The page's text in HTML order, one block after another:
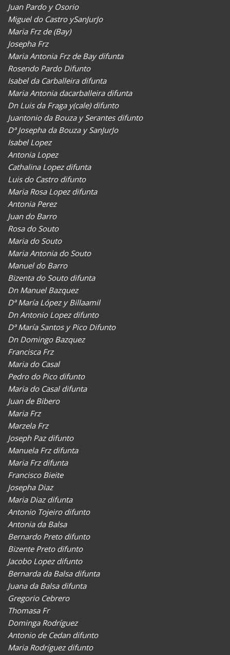
Juan Pardo y Osorio
Miguel do Castro ySanJurJo
Maria Frz de (Bay)
Josepha Frz
Maria Antonia Frz de Bay difunta
Rosendo Pardo Difunto
Isabel da Carballeira difunta
Maria Antonia dacarballeira difunta
Dn Luis da Fraga y(cale) difunto
Juantonio da Bouza y Serantes difunto
Dª Josepha da Bouza y SanJurJo
Isabel Lopez
Antonia Lopez
Cathalina Lopez difunta
Luis do Castro difunto
Maria Rosa Lopez difunta
Antonia Perez
Juan do Barro
Rosa do Souto
Maria do Souto
Maria Antonia do Souto
Manuel do Barro
Bizenta do Souto difunta
Dn Manuel Bazquez
Dª María López y Billaamil
Dn Antonio Lopez difunto
Dª María Santos y Pico Difunto
Dn Domingo Bazquez
Francisca Frz
Maria do Casal
Pedro do Pico difunto
Maria do Casal difunta
Juan de Bibero
Maria Frz
Marzela Frz
Joseph Paz difunto
Manuela Frz difunta
Maria Frz difunta
Francisco Bieite
Josepha Diaz
Maria Diaz difunta
Antonio Tojeiro difunto
Antonia da Balsa
Bernardo Preto difunto
Bizente Preto difunto
Jacobo Lopez difunto
Bernarda da Balsa difunta
Juana da Balsa difunta
Gregorio Cebrero
Thomasa Fr
Dominga Rodríguez
Antonio de Cedan difunto
Maria Rodríguez difunto